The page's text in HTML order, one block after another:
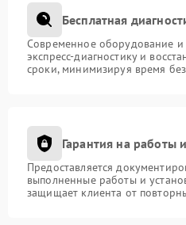
Бесплатная
Современное оборудование и
экспресс-диагностику и
сроки, минимизируя время без
Гарантия на работы
Предоставляется
выполненные работы и
защищает клиента от